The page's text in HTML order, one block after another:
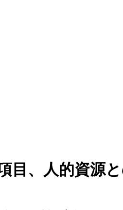
目、人的資源